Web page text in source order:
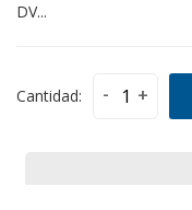
DV...
Cantidad: - +